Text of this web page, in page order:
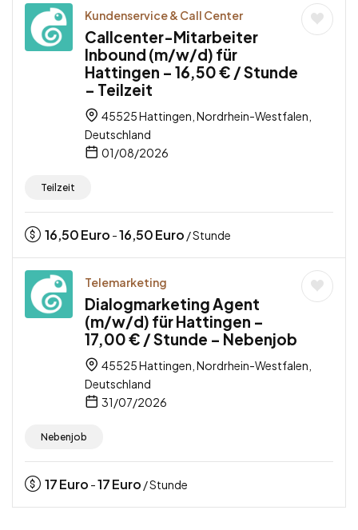
Kundenservice & Call Center
Callcenter-Mitarbeiter
Inbound (m/w/d) für
Hattingen – 16,50 € / Stunde
– Teilzeit
45525 Hattingen, Nordrhein-Westfalen,
Deutschland
01/08/2026
Teilzeit
16,50Euro -16,50Euro / Stunde
Telemarketing
Dialogmarketing Agent
(m/w/d) für Hattingen –
17,00 € / Stunde – Nebenjob
45525 Hattingen, Nordrhein-Westfalen,
Deutschland
31/07/2026
Nebenjob
17Euro -17Euro / Stunde